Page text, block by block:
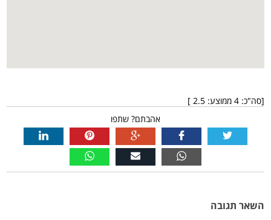
[סה"כ: 4 ממוצע: 2.5
]
אהבתם? שתפו
השאר תגובה